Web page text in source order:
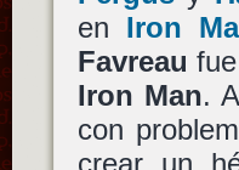
en Iron
Favreau
Iron Man.
con